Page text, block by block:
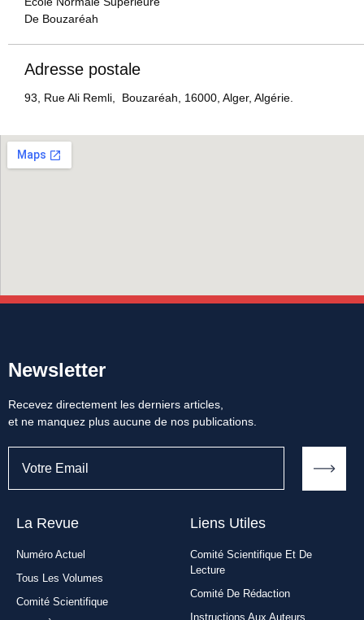
De Bouzaréah
Adresse postale
93, Rue Ali Remli, Bouzaréah, 16000, Alger, Algérie.
Newsletter
Recevez directement les derniers articles,
et ne manquez plus aucune de nos publications.
La Revue
Numéro Actuel
Tous Les Volumes
Comité Scientifique
Liens Utiles​
Comité Scientifique Et De
Lecture
Comité De Rédaction
Instructions Aux Auteurs